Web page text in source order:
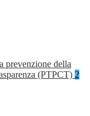
prevenzione della
(PTPCT) 2